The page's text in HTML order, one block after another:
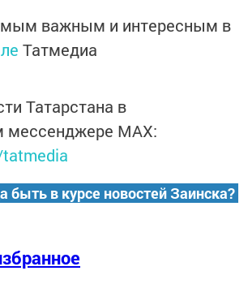
важным и интересным в
Татмедиа
Татарстана в
мессенджере MАХ:
быть в курсе новостей Заинска?